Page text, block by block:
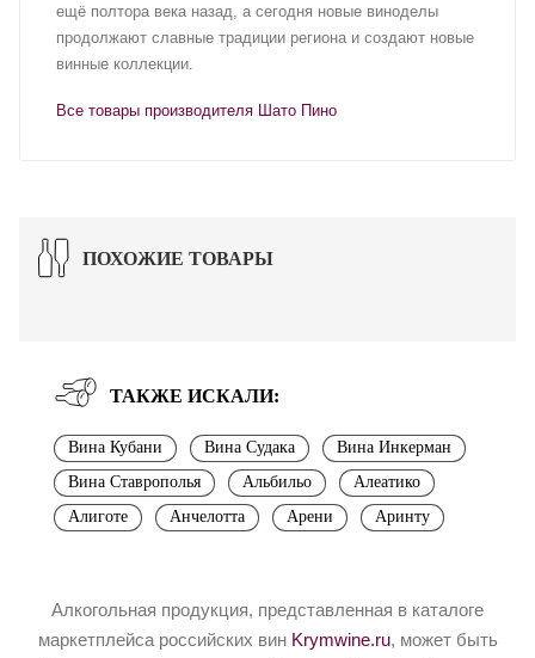
ещё полтора века назад, а сегодня новые виноделы
продолжают славные традиции региона и создают новые
винные коллекции.
Все товары производителя Шато Пино
ПОХОЖИЕ ТОВАРЫ
ТАКЖЕ ИСКАЛИ:
Вина Кубани Вина Судака
Вина Инкерман
Вина Ставрополья
Альбильо
Алеатико
Алиготе
Анчелотта Арени Аринту
Алкогольная продукция, представленная в каталоге
маркетплейса российских вин Krymwine.ru, может быть